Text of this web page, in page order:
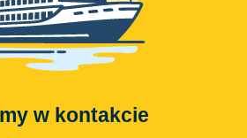
w kontakcie